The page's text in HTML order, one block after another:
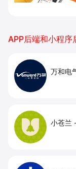
万和电
小苍兰